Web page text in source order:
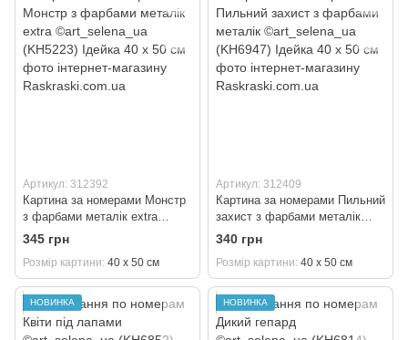
Артикул: 312392
Картина за номерами Монстр
з фарбами металік extra
©art_selena_ua (KH5223)
Ідейка 40 х 50 см
345 грн
Розмір картини 40 х 50 см
Артикул: 312409
Картина за номерами Пильний
захист з фарбами металік
©art_selena_ua (KH6947)
Ідейка 40 х 50 см
340 грн
Розмір картини 40 х 50 см
НОВИНКА НОВИНКА